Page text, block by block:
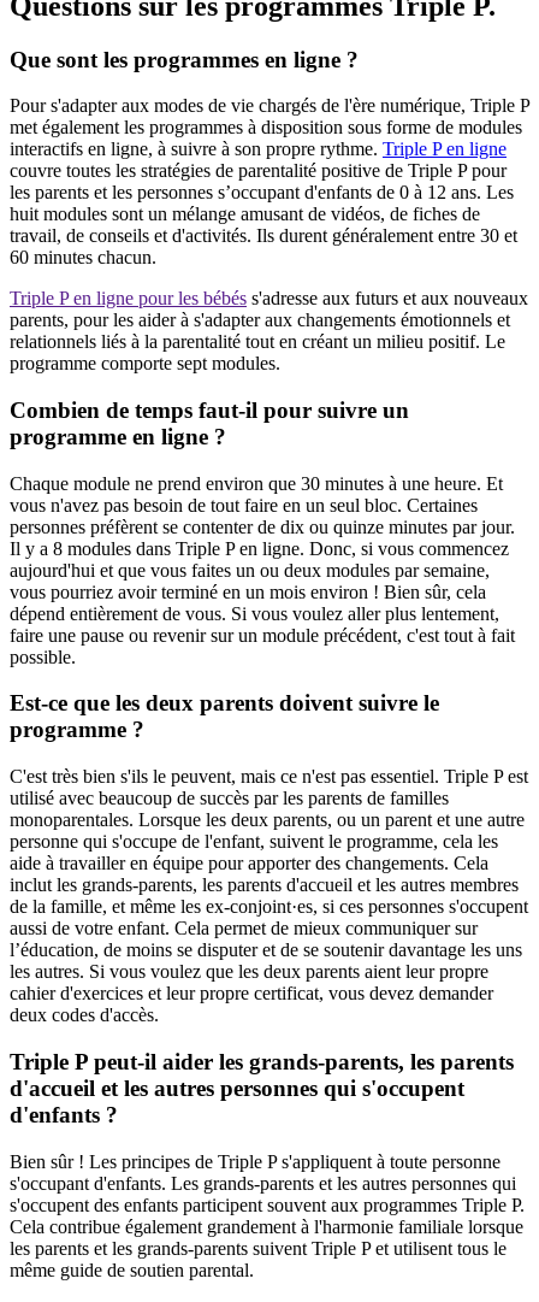
Que sont les programmes en ligne ?
Pour s'adapter aux modes de vie chargés de l'ère numérique, Triple P
met également les programmes à disposition sous forme de modules
interactifs en ligne, à suivre à son propre rythme. Triple P en ligne
couvre toutes les stratégies de parentalité positive de Triple P pour
les parents et les personnes s’occupant d'enfants de 0 à 12 ans. Les
huit modules sont un mélange amusant de vidéos, de fiches de
travail, de conseils et d'activités. Ils durent généralement entre 30 et
60 minutes chacun.
Triple P en ligne pour les bébés s'adresse aux futurs et aux nouveaux
parents, pour les aider à s'adapter aux changements émotionnels et
relationnels liés à la parentalité tout en créant un milieu positif. Le
programme comporte sept modules.
Combien de temps faut-il pour suivre un
programme en ligne ?
Chaque module ne prend environ que 30 minutes à une heure. Et
vous n'avez pas besoin de tout faire en un seul bloc. Certaines
personnes préfèrent se contenter de dix ou quinze minutes par jour.
Il y a 8 modules dans Triple P en ligne. Donc, si vous commencez
aujourd'hui et que vous faites un ou deux modules par semaine,
vous pourriez avoir terminé en un mois environ ! Bien sûr, cela
dépend entièrement de vous. Si vous voulez aller plus lentement,
faire une pause ou revenir sur un module précédent, c'est tout à fait
possible.
Est-ce que les deux parents doivent suivre le
programme ?
C'est très bien s'ils le peuvent, mais ce n'est pas essentiel. Triple P est
utilisé avec beaucoup de succès par les parents de familles
monoparentales. Lorsque les deux parents, ou un parent et une autre
personne qui s'occupe de l'enfant, suivent le programme, cela les
aide à travailler en équipe pour apporter des changements. Cela
inclut les grands-parents, les parents d'accueil et les autres membres
de la famille, et même les ex-conjoint·es, si ces personnes s'occupent
aussi de votre enfant. Cela permet de mieux communiquer sur
l’éducation, de moins se disputer et de se soutenir davantage les uns
les autres. Si vous voulez que les deux parents aient leur propre
cahier d'exercices et leur propre certificat, vous devez demander
deux codes d'accès.
Triple P peut-il aider les grands-parents, les parents
d'accueil et les autres personnes qui s'occupent
d'enfants ?
Bien sûr ! Les principes de Triple P s'appliquent à toute personne
s'occupant d'enfants. Les grands-parents et les autres personnes qui
s'occupent des enfants participent souvent aux programmes Triple P.
Cela contribue également grandement à l'harmonie familiale lorsque
les parents et les grands-parents suivent Triple P et utilisent tous le
même guide de soutien parental.